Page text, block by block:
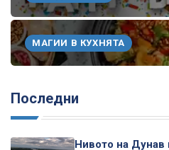
МАГИИ В КУХНЯТА
Последни
Нивото на